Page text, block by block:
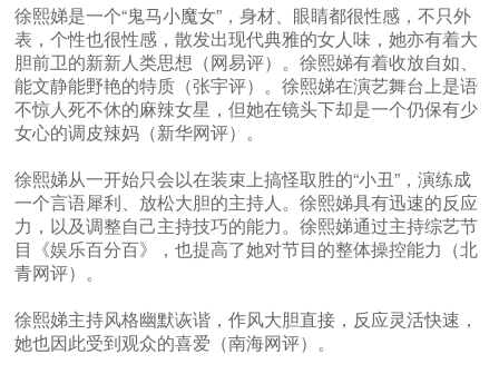
徐熙娣是一个“鬼马小魔女”，身材、眼睛都很性感，不只外
表，个性也很性感，散发出现代典雅的女人味，她亦有着大
胆前卫的新新人类思想（网易评）。徐熙娣有着收放自如、
能文静能野艳的特质（张宇评）。徐熙娣在演艺舞台上是语
不惊人死不休的麻辣女星，但她在镜头下却是一个仍保有少
女心的调皮辣妈（新华网评）。
徐熙娣从一开始只会以在装束上搞怪取胜的“小丑”，演练成
一个言语犀利、放松大胆的主持人。徐熙娣具有迅速的反应
力，以及调整自己主持技巧的能力。徐熙娣通过主持综艺节
目《娱乐百分百》，也提高了她对节目的整体操控能力（北
青网评）。
徐熙娣主持风格幽默诙谐，作风大胆直接，反应灵活快速，
她也因此受到观众的喜爱（南海网评）。